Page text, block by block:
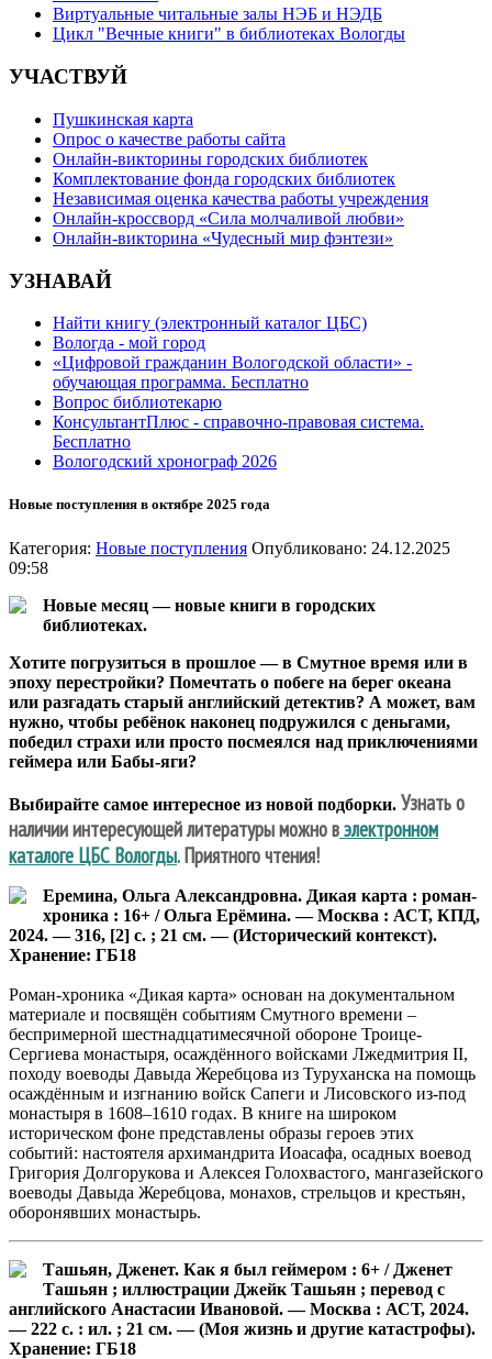
Виртуальные читальные залы НЭБ и НЭДБ
Цикл "Вечные книги" в библиотеках Вологды
УЧАСТВУЙ
Пушкинская карта
Опрос о качестве работы сайта
Онлайн-викторины городских библиотек
Комплектование фонда городских библиотек
Независимая оценка качества работы учреждения
Онлайн-кроссворд «Сила молчаливой любви»
Онлайн-викторина «Чудесный мир фэнтези»
УЗНАВАЙ
Найти книгу (электронный каталог ЦБС)
Вологда - мой город
«Цифровой гражданин Вологодской области» -
обучающая программа. Бесплатно
Вопрос библиотекарю
КонсультантПлюс - справочно-правовая система.
Бесплатно
Вологодский хронограф 2026
Новые поступления в октябре 2025 года
Категория: Новые поступления Опубликовано: 24.12.2025
09:58
Новые месяц — новые книги в городских
библиотеках.
Хотите погрузиться в прошлое — в Смутное время или в
эпоху перестройки? Помечтать о побеге на берег океана
или разгадать старый английский детектив? А может, вам
нужно, чтобы ребёнок наконец подружился с деньгами,
победил страхи или просто посмеялся над приключениями
геймера или Бабы-яги?
Выбирайте самое интересное из новой подборки. Узнать о
наличии интересующей литературы можно вэлектронном
каталоге ЦБС Вологды. Приятного чтения!
Еремина, Ольга Александровна. Дикая карта : роман-
хроника : 16+ / Ольга Ерёмина. — Москва : АСТ, КПД,
2024. — 316, [2] с. ; 21 см. — (Исторический контекст).
Хранение: ГБ18
Роман-хроника «Дикая карта» основан на документальном
материале и посвящён событиям Смутного времени –
беспримерной шестнадцатимесячной обороне Троице-
Сергиева монастыря, осаждённого войсками Лжедмитрия II,
походу воеводы Давыда Жеребцова из Туруханска на помощь
осаждённым и изгнанию войск Сапеги и Лисовского из-под
монастыря в 1608–1610 годах. В книге на широком
историческом фоне представлены образы героев этих
событий: настоятеля архимандрита Иоасафа, осадных воевод
Григория Долгорукова и Алексея Голохвастого, мангазейского
воеводы Давыда Жеребцова, монахов, стрельцов и крестьян,
оборонявших монастырь.
Ташьян, Дженет. Как я был геймером : 6+ / Дженет
Ташьян ; иллюстрации Джейк Ташьян ; перевод с
английского Анастасии Ивановой. — Москва : АСТ, 2024.
— 222 с. : ил. ; 21 см. — (Моя жизнь и другие катастрофы).
Хранение: ГБ18